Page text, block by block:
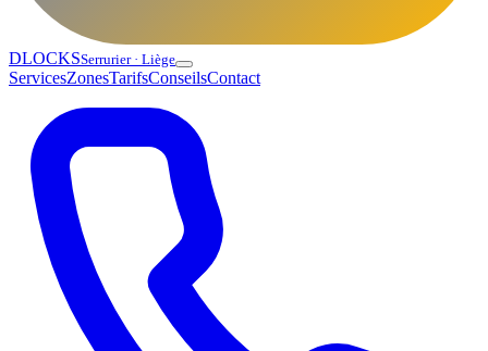
DLOCKSSerrurier · Liège
ServicesZonesTarifsConseilsContact